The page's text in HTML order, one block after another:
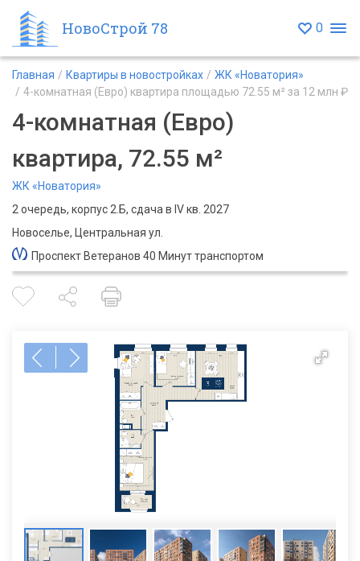
НовоСтрой 78 0
Главная Квартиры в новостройках
ЖК «Новатория»
4-комнатная (Евро) квартира площадью 72.55 м² за 12 млн ₽
4-комнатная (Евро)
квартира, 72.55 м²
ЖК «Новатория»
2 очередь, корпус 2.Б, сдача в IV кв. 2027
Новоселье, Центральная ул.
Проспект Ветеранов 40 Минут транспортом